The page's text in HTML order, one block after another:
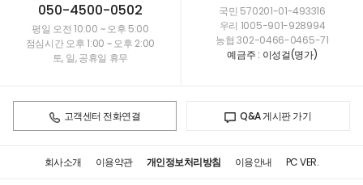
050-4500-0502
평일 오전 10:00 ~ 오후 5:00
점심시간 오후 1:00 ~ 오후 2:00
토, 일, 공휴일 휴무
국민 570201-01-493316
우리 1005-901-928994
농협 302-0466-0465-71
예금주 : 이성걸(명가)
고객센터 전화연결 Q&A 게시판 가기
회사소개 이용약관 개인정보처리방침 이용안내 PC VER.